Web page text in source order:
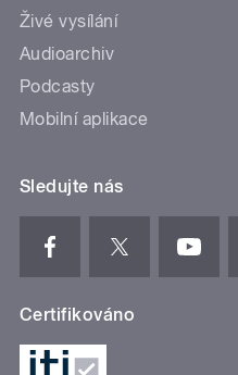
Živé vysílání
Audioarchiv
Podcasty
Mobilní aplikace
Sledujte nás
Certifikováno